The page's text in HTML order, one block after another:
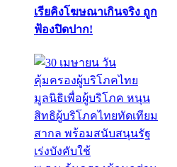
เรียคิงโฆษณาเกินจริง ถูก
ฟ้องปิดปาก!